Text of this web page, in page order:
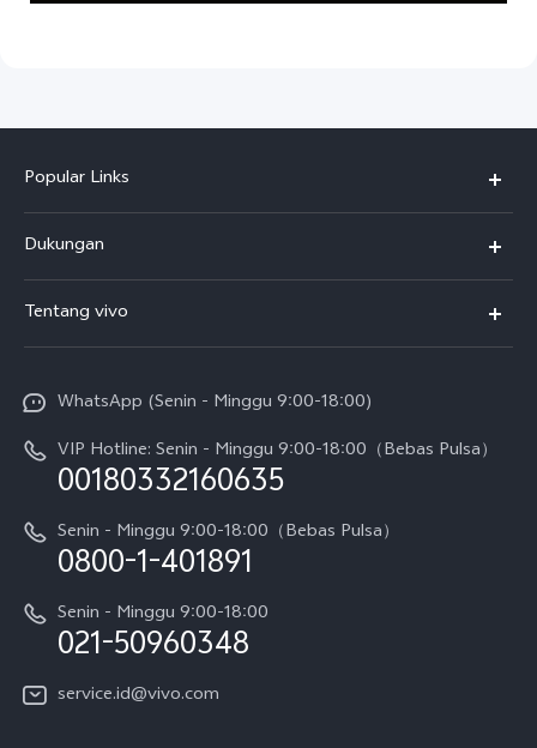
Popular Links
T5
T5 Pro
V70
V70 FE
Y05
X300 Pro
Gerai Terdekat
Dukungan
Service Center
Funtouch OS
Pembaruan Sistem
Harga Spare Part
Otentikasi IMEI
Kebijakan Garansi vivo
Layanan Perbaikan Antar Jemput
Tentang vivo
Sejarah
Berita
Pemberitahuan Hukum
Tentang Kami
Pusat Privasi vivo
WhatsApp (Senin - Minggu 9:00-18:00)
VIP Hotline: Senin - Minggu 9:00-18:00（Bebas Pulsa）
00180332160635
Senin - Minggu 9:00-18:00（Bebas Pulsa）
0800-1-401891
Senin - Minggu 9:00-18:00
021-50960348
service.id@vivo.com